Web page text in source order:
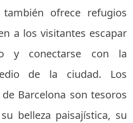
ofrece refugios
a los visitantes escapar
y conectarse con la
de la ciudad. Los
Barcelona son tesoros
belleza paisajística, su